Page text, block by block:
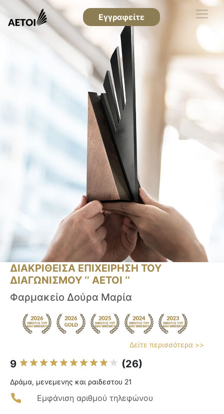
Εγγραφείτε
ΔΙΑΚΡΙΘΕΙΣΑ ΕΠΙΧΕΙΡΗΣΗ ΤΟΥ
ΔΙΑΓΩΝΙΣΜΟΥ ‘’ ΑΕΤΟΙ ‘’
Φαρμακείο Δούρα Μαρία
Δείτε περισσότερα >>
9 (26)
Δράμα, μενεμενης και ραιδεστου 21
Εμφάνιση αριθμού τηλεφώνου